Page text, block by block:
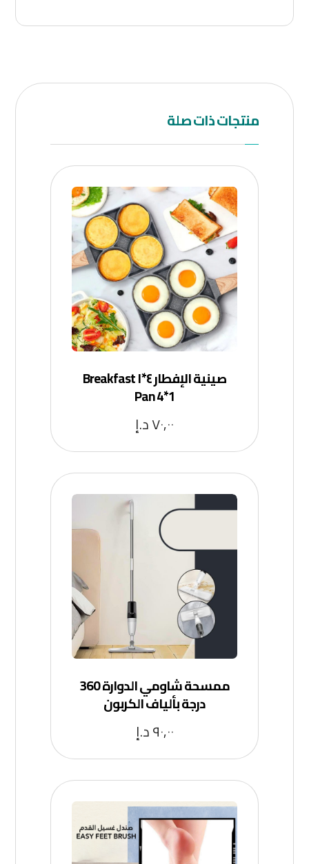
منتجات ذات صلة
صينية الإفطار ٤*١ Breakfast
Pan 4*1
٧٠,٠٠د.إ
ممسحة شاومي الدوارة 360
درجة بألياف الكربون
٩٠,٠٠د.إ